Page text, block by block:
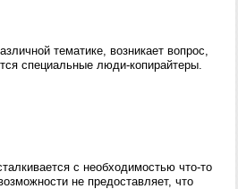
тематике, возникает вопрос,
специальные люди-копирайтеры.
с необходимостью что-то
не предоставляет, что